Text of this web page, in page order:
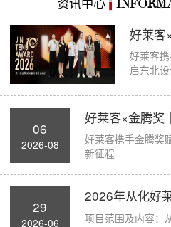
好莱客
启东北
06
2026-08
好莱客携手金腾奖
新征程
29
2026-06
项目范围及内容：